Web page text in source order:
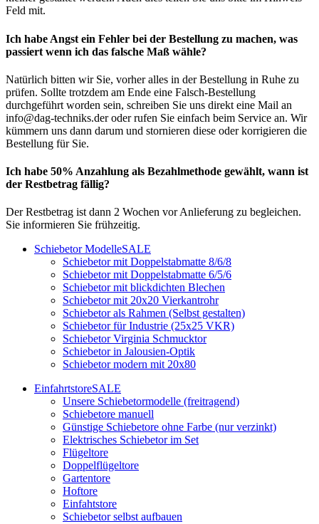
Feld mit.
Ich habe Angst ein Fehler bei der Bestellung zu machen, was
passiert wenn ich das falsche Maß wähle?
Natürlich bitten wir Sie, vorher alles in der Bestellung in Ruhe zu
prüfen. Sollte trotzdem am Ende eine Falsch-Bestellung
durchgeführt worden sein, schreiben Sie uns direkt eine Mail an
info@dag-techniks.der oder rufen Sie einfach beim Service an. Wir
kümmern uns dann darum und stornieren diese oder korrigieren die
Bestellung für Sie.
Ich habe 50% Anzahlung als Bezahlmethode gewählt, wann ist
der Restbetrag fällig?
Der Restbetrag ist dann 2 Wochen vor Anlieferung zu begleichen.
Sie informieren Sie frühzeitig.
Schiebetor ModelleSALE
Schiebetor mit Doppelstabmatte 8/6/8
Schiebetor mit Doppelstabmatte 6/5/6
Schiebetor mit blickdichten Blechen
Schiebetor mit 20x20 Vierkantrohr
Schiebetor als Rahmen (Selbst gestalten)
Schiebetor für Industrie (25x25 VKR)
Schiebetor Virginia Schmucktor
Schiebetor in Jalousien-Optik
Schiebetor modern mit 20x80
EinfahrtstoreSALE
Unsere Schiebetormodelle (freitragend)
Schiebetore manuell
Günstige Schiebetore ohne Farbe (nur verzinkt)
Elektrisches Schiebetor im Set
Flügeltore
Doppelflügeltore
Gartentore
Hoftore
Einfahtstore
Schiebetor selbst aufbauen